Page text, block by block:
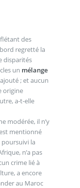
des
regretté la
disparités
un mélange
; et aucun
origine
a-t-elle
modérée, il n’y
mentionné
poursuivi la
n’a pas
crime lié à
a encore
au Maroc